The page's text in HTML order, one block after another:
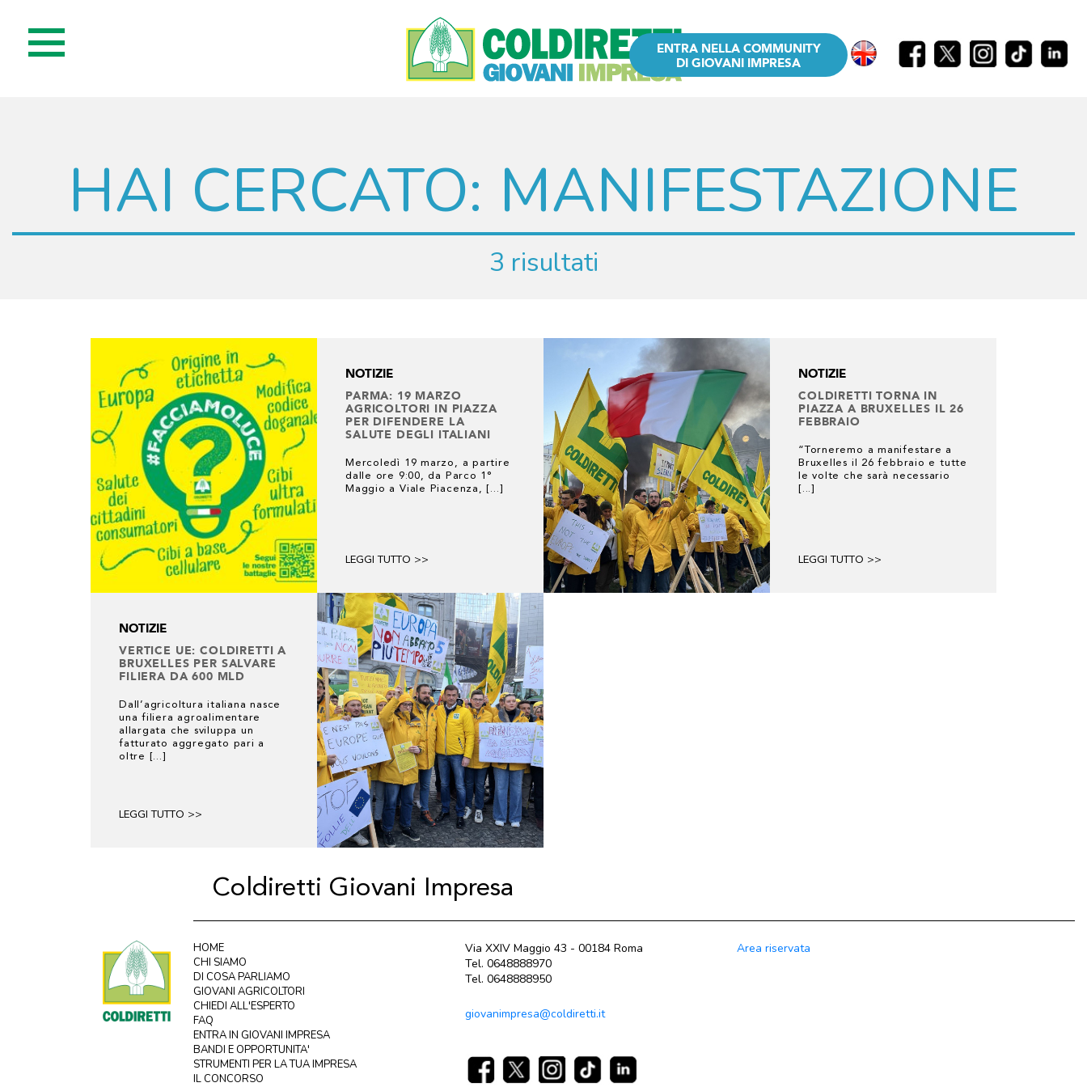
ENTRA NELLA COMMUNITY
DI GIOVANI IMPRESA
HAI CERCATO: MANIFESTAZIONE
3 risultati
NOTIZIE
PARMA: 19 MARZO
AGRICOLTORI IN PIAZZA
PER DIFENDERE LA
SALUTE DEGLI ITALIANI
Mercoledì 19 marzo, a partire
dalle ore 9:00, da Parco 1°
Maggio a Viale Piacenza, [...]
LEGGI TUTTO >>
NOTIZIE
COLDIRETTI TORNA IN
PIAZZA A BRUXELLES IL 26
FEBBRAIO
“Torneremo a manifestare a
Bruxelles il 26 febbraio e tutte
le volte che sarà necessario
[...]
LEGGI TUTTO >>
NOTIZIE
VERTICE UE: COLDIRETTI A
BRUXELLES PER SALVARE
FILIERA DA 600 MLD
Dall’agricoltura italiana nasce
una filiera agroalimentare
allargata che sviluppa un
fatturato aggregato pari a
oltre [...]
LEGGI TUTTO >>
Coldiretti Giovani Impresa
HOME
CHI SIAMO
DI COSA PARLIAMO
GIOVANI AGRICOLTORI
CHIEDI ALL'ESPERTO
FAQ
ENTRA IN GIOVANI IMPRESA
BANDI E OPPORTUNITA'
STRUMENTI PER LA TUA IMPRESA
IL CONCORSO
Via XXIV Maggio 43 - 00184 Roma
Tel. 0648888970
Tel. 0648888950
giovanimpresa@coldiretti.it
Area riservata